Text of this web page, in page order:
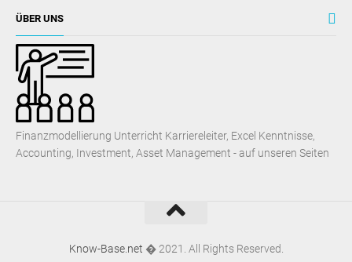
ÜBER UNS
Finanzmodellierung Unterricht Karriereleiter, Excel Kenntnisse,
Accounting, Investment, Asset Management - auf unseren Seiten
Know-Base.net � 2021. All Rights Reserved.